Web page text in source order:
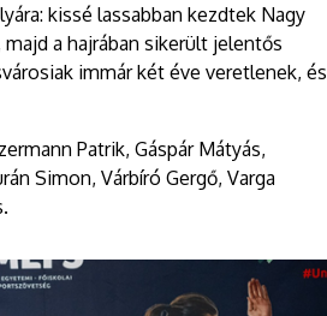
kissé lassabban kezdtek Nagy
a hajrában sikerült jelentős
immár két éve veretlenek, és
Patrik, Gáspár Mátyás,
Simon, Várbíró Gergő, Varga